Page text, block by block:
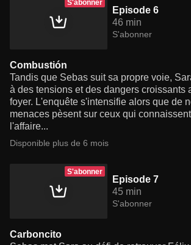
S'abonner
Episode 6
46 min
S'abonner
Combustión
Tandis que Sebas suit sa propre voie,
à des tensions et des dangers croissants
foyer. L'enquête s'intensifie alors que de
menaces pèsent sur ceux qui
l'affaire...
Disponible plus de 6 mois
S'abonner
Episode 7
45 min
S'abonner
Carboncito